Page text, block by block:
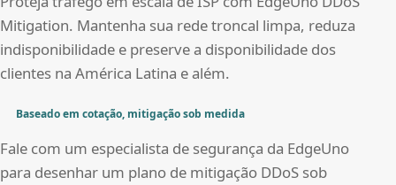
Mitigation. Mantenha sua rede troncal limpa, reduza
indisponibilidade e preserve a disponibilidade dos
clientes na América Latina e além.
Baseado em cotação, mitigação sob medida
Fale com um especialista de segurança da EdgeUno
para desenhar um plano de mitigação DDoS sob